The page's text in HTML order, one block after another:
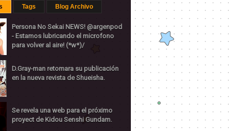
Tags Blog Archivo
Persona No Sekai NEWS! @argenpod
- Estamos lubricando el microfono
para volver al aire! (*w*)/
D.Gray-man retomara su publicación
en la nueva revista de Shueisha.
Se revela una web para el próximo
proyect de Kidou Senshi Gundam.